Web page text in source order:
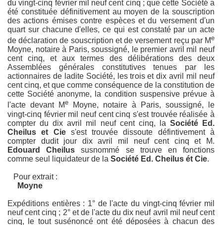
du vingt-cinq février mil neuf cent cinq ; que cette Société a
été constituée définitivement au moyen de la souscription
des actions émises contre espèces et du versement d'un
quart sur chacune d'elles, ce qui est constaté par un acte
de déclaration de souscription et de versement reçu par Me
Moyne, notaire à Paris, soussigné, le premier avril mil neuf
cent cinq, et aux termes des délibérations des deux
Assemblées générales constitutives tenues par les
actionnaires de ladite Société, les trois et dix avril mil neuf
cent cinq, et que comme conséquence de la constitution de
cette Société anonyme, la condition suspensive prévue à
l'acte devant Me Moyne, notaire à Paris, soussigné, le
vingt-cinq février mil neuf cent cinq s'est trouvée réalisée à
compter du dix avril mil neuf cent cinq, la Société Ed.
Cheilus et Cies'est trouvée dissoute défintivement à
compter dudit jour dix avril mil neuf cent cinq et M.
Edouard Cheilus susnommé se trouve en fonctions
comme seul liquidateur de la Société Ed. Cheilus ét Cie.
Pour extrait :
Moyne
Expéditions entières : 1° de l'acte du vingt-cinq février mil
neuf cent cinq ; 2° et de l'acte du dix neuf avril mil neuf cent
cinq, le tout susénoncé ont été déposées à chacun des